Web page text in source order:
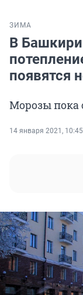
ЗИМА
В
появятся
Морозы пока
14 января 2021, 10:45